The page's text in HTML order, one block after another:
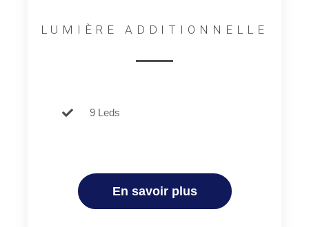
LUMIÈRE ADDITIONNELLE
9 Leds
En savoir plus